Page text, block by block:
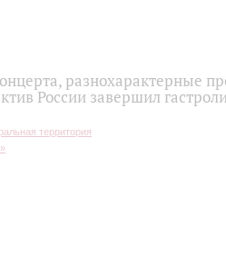
разнохарактерные
России завершил